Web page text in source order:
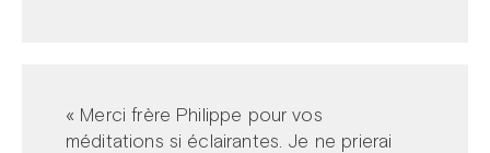
« Merci frère Philippe pour vos
méditations si éclairantes. Je ne prierai